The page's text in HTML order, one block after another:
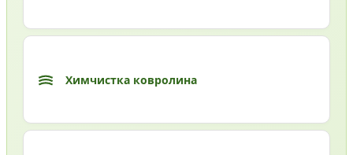
Химчистка ковролина